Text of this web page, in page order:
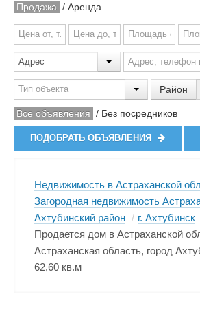
Продажа / Аренда
Район
Все объявления / Без посредников
ПОДОБРАТЬ ОБЪЯВЛЕНИЯ
Недвижимость в Астраханской
Загородная недвижимость
Ахтубинский район / г. Ахтубинск
Продается дом в Астраханской
Астраханская область, город
62,60 кв.м